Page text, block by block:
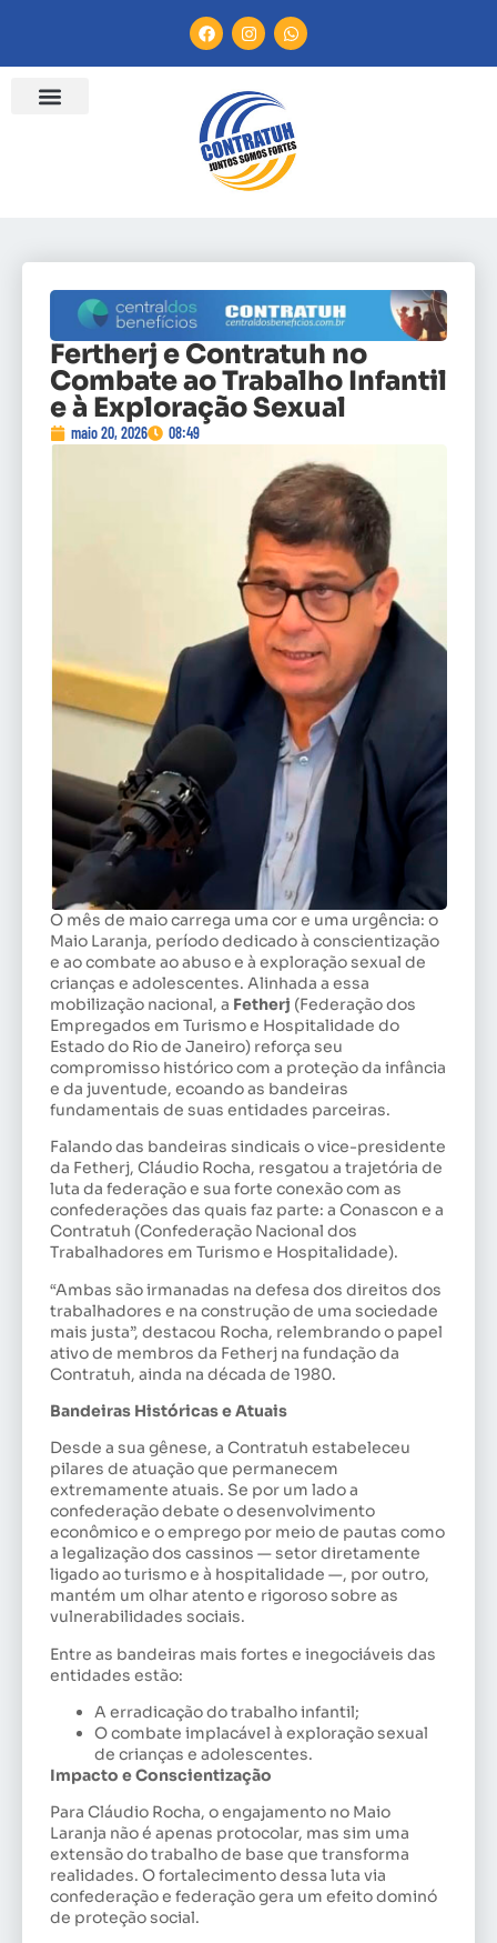
Fertherj e Contratuh no
Combate ao Trabalho Infantil
e à Exploração Sexual
maio 20, 2026 08:49
O mês de maio carrega uma cor e uma urgência: o
Maio Laranja, período dedicado à conscientização
e ao combate ao abuso e à exploração sexual de
crianças e adolescentes. Alinhada a essa
mobilização nacional, a Fetherj (Federação dos
Empregados em Turismo e Hospitalidade do
Estado do Rio de Janeiro) reforça seu
compromisso histórico com a proteção da infância
e da juventude, ecoando as bandeiras
fundamentais de suas entidades parceiras.
Falando das bandeiras sindicais o vice-presidente
da Fetherj, Cláudio Rocha, resgatou a trajetória de
luta da federação e sua forte conexão com as
confederações das quais faz parte: a Conascon e a
Contratuh (Confederação Nacional dos
Trabalhadores em Turismo e Hospitalidade).
“Ambas são irmanadas na defesa dos direitos dos
trabalhadores e na construção de uma sociedade
mais justa”, destacou Rocha, relembrando o papel
ativo de membros da Fetherj na fundação da
Contratuh, ainda na década de 1980.
Bandeiras Históricas e Atuais
Desde a sua gênese, a Contratuh estabeleceu
pilares de atuação que permanecem
extremamente atuais. Se por um lado a
confederação debate o desenvolvimento
econômico e o emprego por meio de pautas como
a legalização dos cassinos — setor diretamente
ligado ao turismo e à hospitalidade —, por outro,
mantém um olhar atento e rigoroso sobre as
vulnerabilidades sociais.
Entre as bandeiras mais fortes e inegociáveis das
entidades estão:
A erradicação do trabalho infantil;
O combate implacável à exploração sexual
de crianças e adolescentes.
Impacto e Conscientização
Para Cláudio Rocha, o engajamento no Maio
Laranja não é apenas protocolar, mas sim uma
extensão do trabalho de base que transforma
realidades. O fortalecimento dessa luta via
confederação e federação gera um efeito dominó
de proteção social.